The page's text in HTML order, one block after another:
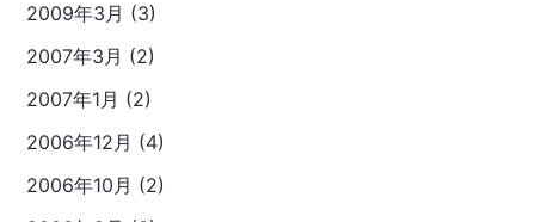
2009年3月 (3)
2007年3月 (2)
2007年1月 (2)
2006年12月 (4)
2006年10月 (2)